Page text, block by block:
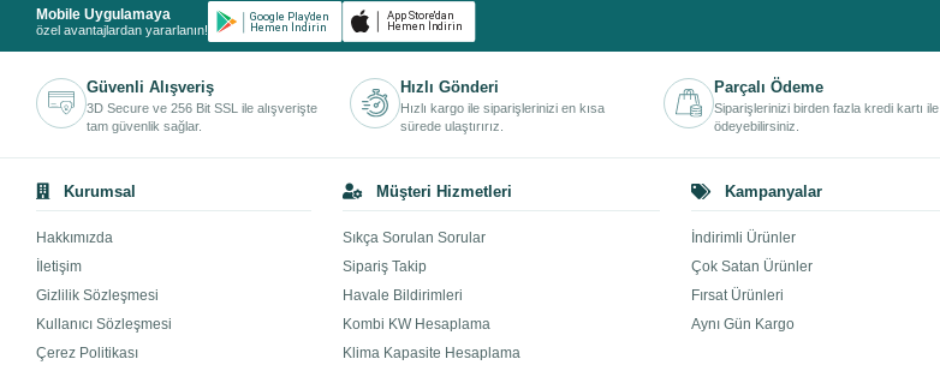
Mobile Uygulamaya
özel avantajlardan yararlanın!
Güvenli Alışveriş
3D Secure ve 256 Bit SSL ile alışverişte
tam güvenlik sağlar.
Hızlı Gönderi
Hızlı kargo ile siparişlerinizi en kısa
sürede ulaştırırız.
Parçalı Ödeme
Siparişlerinizi birden fazla kredi kartı ile
ödeyebilirsiniz.
Kurumsal
Hakkımızda
İletişim
Gizlilik Sözleşmesi
Kullanıcı Sözleşmesi
Çerez Politikası
Müşteri Hizmetleri
Sıkça Sorulan Sorular
Sipariş Takip
Havale Bildirimleri
Kombi KW Hesaplama
Klima Kapasite Hesaplama
Kampanyalar
İndirimli Ürünler
Çok Satan Ürünler
Fırsat Ürünleri
Aynı Gün Kargo